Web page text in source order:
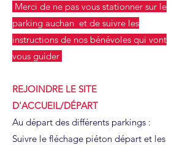
Merci de ne pas vous stationner sur le
parking auchan et de suivre les
instructions de nos bénévoles qui vont
vous guider
REJOINDRE LE SITE
D'ACCUEIL/DÉPART
Au départ des différents parkings :
Suivre le fléchage piéton départ et les